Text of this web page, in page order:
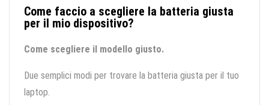
Come faccio a scegliere la batteria giusta
per il mio dispositivo?
Come scegliere il modello giusto.
Due semplici modi per trovare la batteria giusta per il tuo
laptop.